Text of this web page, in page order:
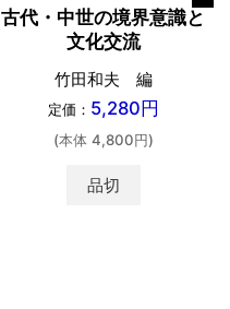
古代・中世の境界意識と
文化交流
竹田和夫 編
定価： 5,280円
(本体 4,800円)
品切